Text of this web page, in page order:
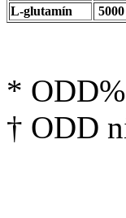
L-glutamín
*
† ODD